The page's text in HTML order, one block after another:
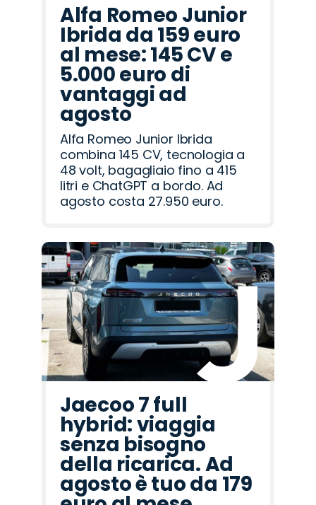
Alfa Romeo Junior
Ibrida da 159 euro
al mese: 145 CV e
5.000 euro di
vantaggi ad
agosto
Alfa Romeo Junior Ibrida
combina 145 CV, tecnologia a
48 volt, bagagliaio fino a 415
litri e ChatGPT a bordo. Ad
agosto costa 27.950 euro.
Jaecoo 7 full
hybrid: viaggia
senza bisogno
della ricarica. Ad
agosto è tuo da 179